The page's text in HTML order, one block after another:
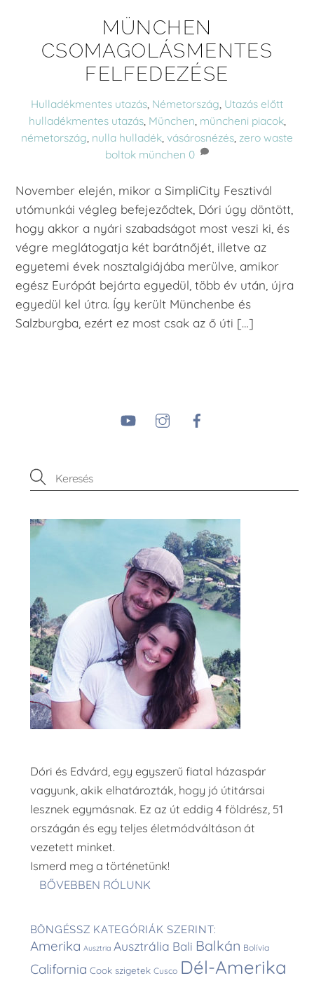
MÜNCHEN
CSOMAGOLÁSMENTES
FELFEDEZÉSE
Hulladékmentes utazás Németország Utazás előtt
hulladékmentes utazás, München müncheni piacok,
németország nulla hulladék vásárosnézés zero waste
boltok münchen 0
November elején, mikor a SimpliCity Fesztivál
utómunkái végleg befejeződtek, Dóri úgy döntött,
hogy akkor a nyári szabadságot most veszi ki, és
végre meglátogatja két barátnőjét, illetve az
egyetemi évek nosztalgiájába merülve, amikor
egész Európát bejárta egyedül, több év után, újra
egyedül kel útra. Így került Münchenbe és
Salzburgba, ezért ez most csak az ő úti […]
YouTube Instagram
Dóri és Edvárd, egy egyszerű fiatal házaspár
vagyunk, akik elhatározták, hogy jó útitársai
lesznek egymásnak. Ez az út eddig 4 földrész, 51
országán és egy teljes életmódváltáson át
vezetett minket.
Ismerd meg a történetünk!
BŐVEBBEN RÓLUNK
BÖNGÉSSZ KATEGÓRIÁK SZERINT:
Amerika Ausztria Ausztrália Bali Balkán Bolívia
California Cook szigetek Cusco Dél-Amerika